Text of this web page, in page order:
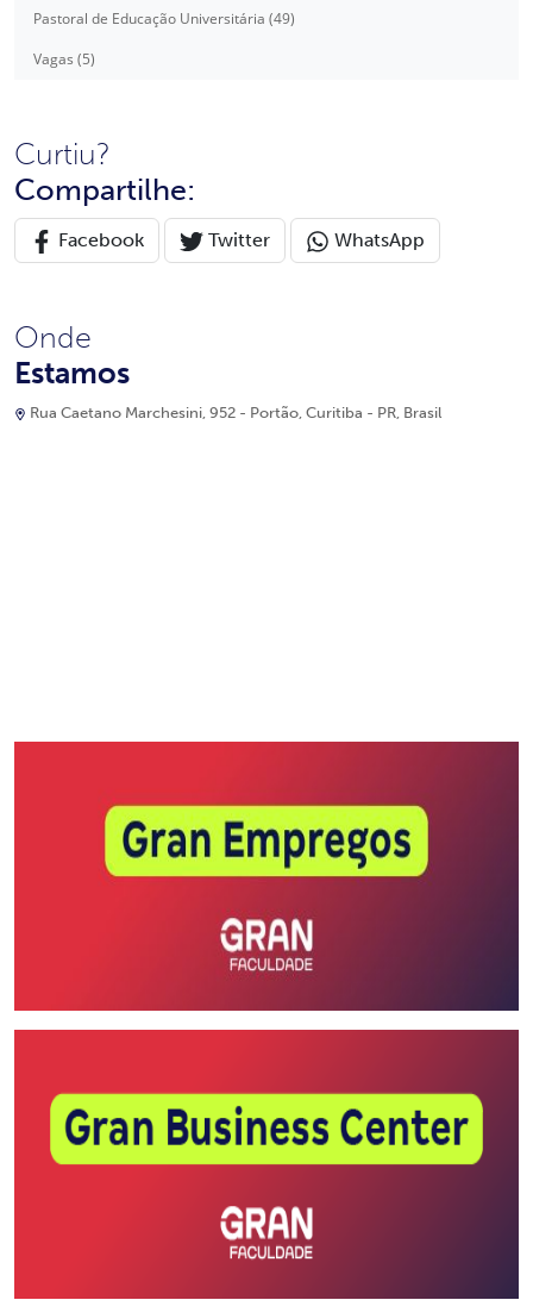
Pastoral de Educação Universitária (49)
Vagas (5)
Curtiu?
Compartilhe:
Facebook Twitter WhatsApp
Onde
Estamos
Rua Caetano Marchesini, 952 - Portão, Curitiba - PR, Brasil